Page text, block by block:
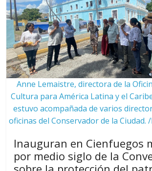
Anne Lemaistre, directora de la
Cultura para América Latina y el
estuvo acompañada de varios
oficinas del Conservador de la Ciudad.
Inauguran en Cienfuegos
por medio siglo de la